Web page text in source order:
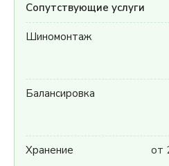
Сопутствующие услуги
Шиномонтаж
Балансировка
Хранение от